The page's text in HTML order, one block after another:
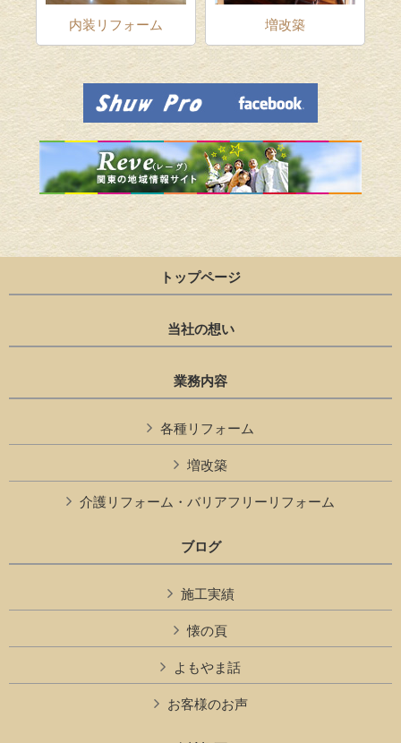
内装リフォーム 増改築
トップページ
当社の想い
業務内容
各種リフォーム
増改築
介護リフォーム・バリアフリーリフォーム
ブログ
施工実績
懐の頁
よもやま話
お客様のお声